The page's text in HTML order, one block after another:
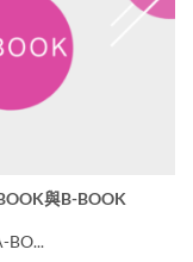
與B-BOOK
BO...